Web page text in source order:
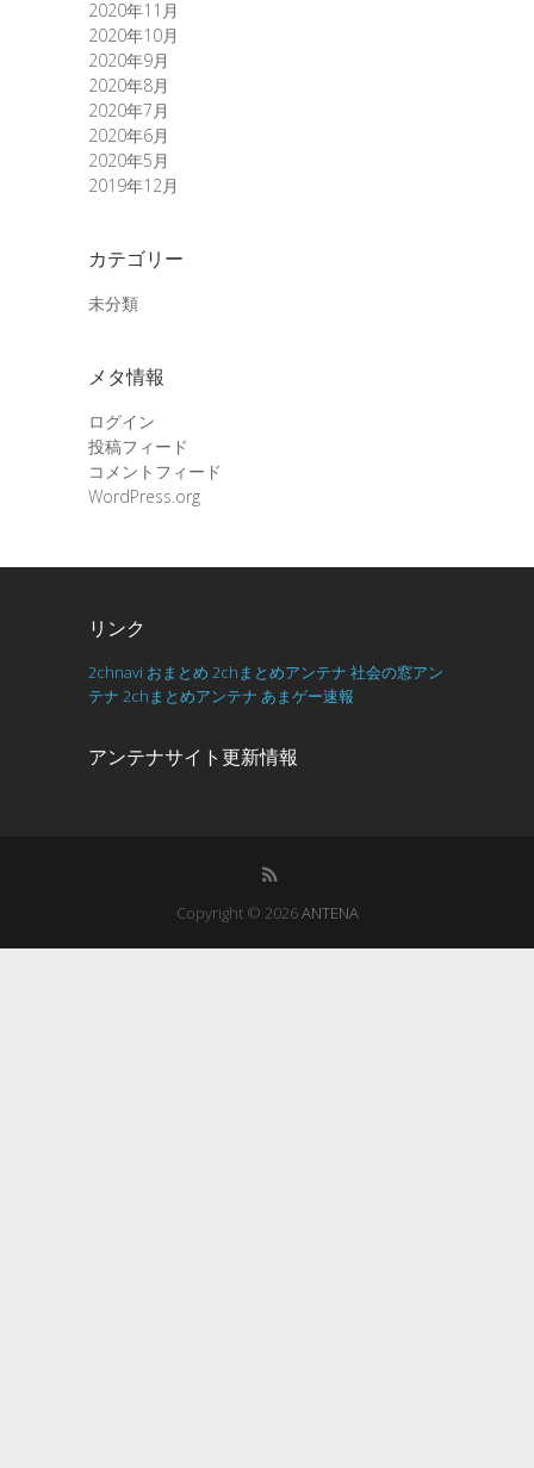
2020年11月
2020年10月
2020年9月
2020年8月
2020年7月
2020年6月
2020年5月
2019年12月
カテゴリー
未分類
メタ情報
ログイン
投稿フィード
コメントフィード
WordPress.org
リンク
2chnavi おまとめ 2chまとめアンテナ 社会の窓アン
テナ 2chまとめアンテナ あまゲー速報
アンテナサイト更新情報
Copyright © 2026ANTENA